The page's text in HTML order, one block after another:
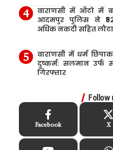
वाराणसी में ऑटो में
आदमपुर पुलिस ने
अधिक नकदी सहित
वाराणसी में धर्म
दुष्कर्म: सलमान उर्फ
गिरफ्तार
Follow
Facebook X